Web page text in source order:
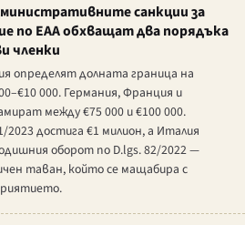
санкции за
по EAA обхващат два порядъка
членки
определят долната граница на
000. Германия, Франция и
между €75 000 и €100 000.
2023 достига €1 милион, а Италия
оборот по D.lgs. 82/2022—
таван, който се мащабира с